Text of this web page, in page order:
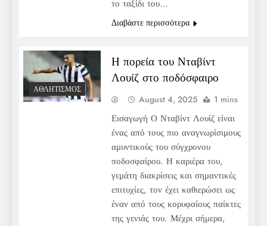
το ταξίδι του…
Διαβάστε περισσότερα
ΑΘΛΗΤΙΣΜΌΣ
Η πορεία του Νταβίντ
Λουίζ στο ποδόσφαιρο
August 4, 2025 1 mins
Εισαγωγή Ο Νταβίντ Λουίζ είναι
ένας από τους πιο αναγνωρίσιμους
αμυντικούς του σύγχρονου
ποδοσφαίρου. Η καριέρα του,
γεμάτη διακρίσεις και σημαντικές
επιτυχίες, τον έχει καθιερώσει ως
έναν από τους κορυφαίους παίκτες
της γενιάς του. Μέχρι σήμερα,